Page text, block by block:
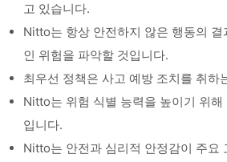
고 있습니다.
Nitto는 항상 안전하지 않은 행동의 결
인 위험을 파악할 것입니다.
최우선 정책은 사고 예방 조치를 취하
Nitto는 위험 식별 능력을 높이기 위해
입니다.
Nitto는 안전과 심리적 안정감이 주요